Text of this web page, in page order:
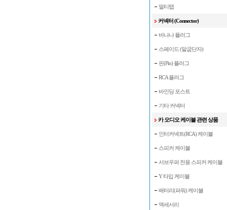
멀티탭
커넥터 (Connector)
바나나 플러그
스페이드 (말굽단자)
핀(Pin) 플러그
RCA 플러그
바인딩 포스트
기타 커넥터
카 오디오 케이블 관련 상품
인터커넥트(RCA) 케이블
스피커 케이블
서브우퍼 전용 스피커 케이블
Y 타입 케이블
배터리(파워) 케이블
액세서리